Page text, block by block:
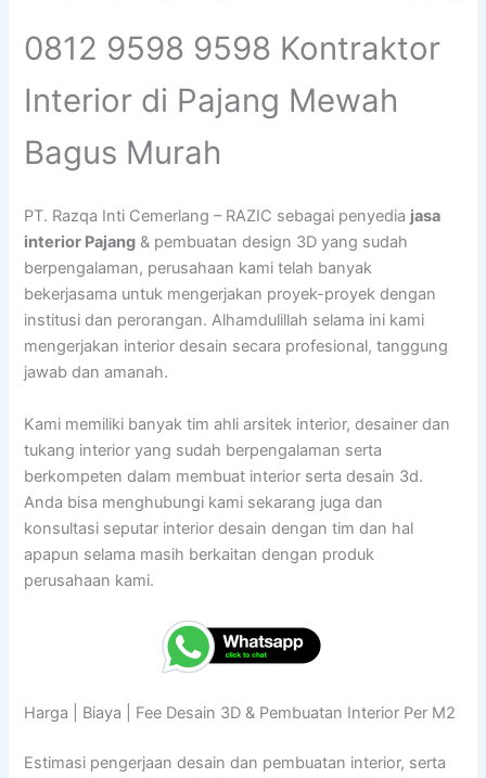
0812 9598 9598 Kontraktor
Interior di Pajang Mewah
Bagus Murah
PT. Razqa Inti Cemerlang – RAZIC sebagai penyedia jasa
interior Pajang & pembuatan design 3D yang sudah
berpengalaman, perusahaan kami telah banyak
bekerjasama untuk mengerjakan proyek-proyek dengan
institusi dan perorangan. Alhamdulillah selama ini kami
mengerjakan interior desain secara profesional, tanggung
jawab dan amanah.
Kami memiliki banyak tim ahli arsitek interior, desainer dan
tukang interior yang sudah berpengalaman serta
berkompeten dalam membuat interior serta desain 3d.
Anda bisa menghubungi kami sekarang juga dan
konsultasi seputar interior desain dengan tim dan hal
apapun selama masih berkaitan dengan produk
perusahaan kami.
Harga | Biaya | Fee Desain 3D & Pembuatan Interior Per M2
Estimasi pengerjaan desain dan pembuatan interior, serta